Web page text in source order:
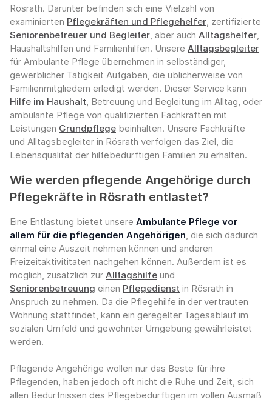
Rösrath. Darunter befinden sich eine Vielzahl von
examinierten Pflegekräften und Pflegehelfer, zertifizierte
Seniorenbetreuer und Begleiter, aber auch Alltagshelfer,
Haushaltshilfen und Familienhilfen. Unsere Alltagsbegleiter
für Ambulante Pflege übernehmen in selbständiger,
gewerblicher Tätigkeit Aufgaben, die üblicherweise von
Familienmitgliedern erledigt werden. Dieser Service kann
Hilfe im Haushalt, Betreuung und Begleitung im Alltag, oder
ambulante Pflege von qualifizierten Fachkräften mit
Leistungen Grundpflege beinhalten. Unsere Fachkräfte
und Alltagsbegleiter in Rösrath verfolgen das Ziel, die
Lebensqualität der hilfebedürftigen Familien zu erhalten.
Wie werden pflegende Angehörige durch
Pflegekräfte in Rösrath entlastet?
Eine Entlastung bietet unsere Ambulante Pflege vor
allem für die pflegenden Angehörigen, die sich dadurch
einmal eine Auszeit nehmen können und anderen
Freizeitaktivititaten nachgehen können. Außerdem ist es
möglich, zusätzlich zur Alltagshilfe und
Seniorenbetreuung einen Pflegedienst in Rösrath in
Anspruch zu nehmen. Da die Pflegehilfe in der vertrauten
Wohnung stattfindet, kann ein geregelter Tagesablauf im
sozialen Umfeld und gewohnter Umgebung gewährleistet
werden.
Pflegende Angehörige wollen nur das Beste für ihre
Pflegenden, haben jedoch oft nicht die Ruhe und Zeit, sich
allen Bedürfnissen des Pflegebedürftigen im vollen Ausmaß